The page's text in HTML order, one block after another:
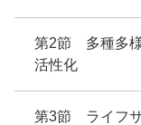
第2節 多種多
活性化
第3節 ライフサ